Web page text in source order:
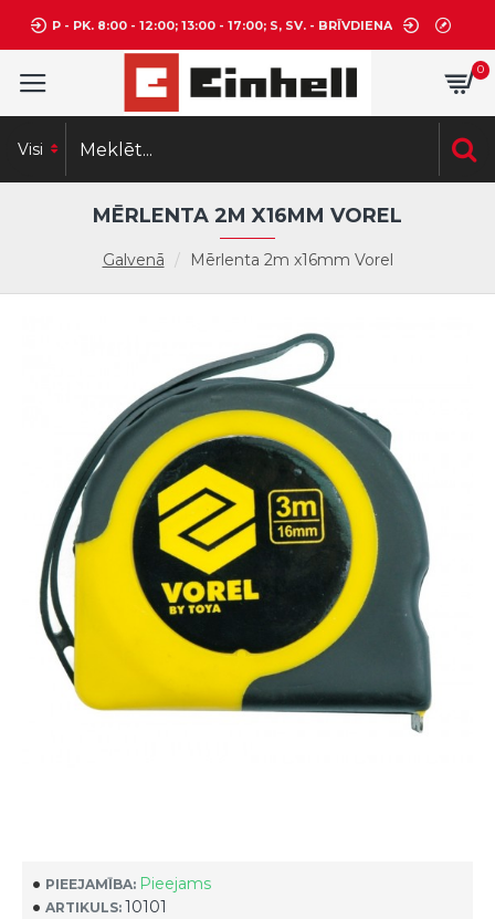
P - PK. 8:00 - 12:00; 13:00 - 17:00; S, SV. - BRĪVDIENA
0
Visi
Galvenā Mērlenta 2m x16mm Vorel
MĒRLENTA 2M X16MM VOREL
PIEEJAMĪBA: Pieejams
ARTIKULS: 10101